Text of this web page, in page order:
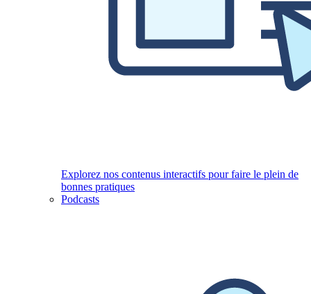
Explorez nos contenus interactifs pour faire le plein de
bonnes pratiques
Podcasts